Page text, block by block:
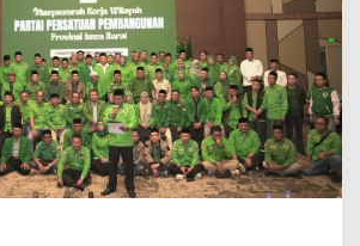
t
u
k
u
n
g
A
g